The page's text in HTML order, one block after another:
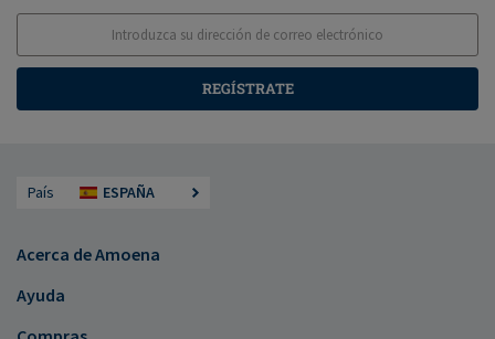
REGÍSTRATE
País ESPAÑA
Acerca de Amoena
Ayuda